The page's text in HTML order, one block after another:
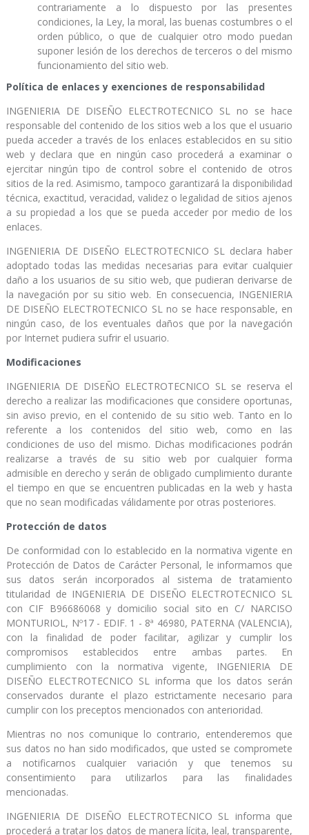
contrariamente a lo dispuesto por las presentes
condiciones, la Ley, la moral, las buenas costumbres o el
orden público, o que de cualquier otro modo puedan
suponer lesión de los derechos de terceros o del mismo
funcionamiento del sitio web.
Política de enlaces y exenciones de responsabilidad
INGENIERIA DE DISEÑO ELECTROTECNICO SL no se hace
responsable del contenido de los sitios web a los que el usuario
pueda acceder a través de los enlaces establecidos en su sitio
web y declara que en ningún caso procederá a examinar o
ejercitar ningún tipo de control sobre el contenido de otros
sitios de la red. Asimismo, tampoco garantizará la disponibilidad
técnica, exactitud, veracidad, validez o legalidad de sitios ajenos
a su propiedad a los que se pueda acceder por medio de los
enlaces.
INGENIERIA DE DISEÑO ELECTROTECNICO SL declara haber
adoptado todas las medidas necesarias para evitar cualquier
daño a los usuarios de su sitio web, que pudieran derivarse de
la navegación por su sitio web. En consecuencia, INGENIERIA
DE DISEÑO ELECTROTECNICO SL no se hace responsable, en
ningún caso, de los eventuales daños que por la navegación
por Internet pudiera sufrir el usuario.
Modificaciones
INGENIERIA DE DISEÑO ELECTROTECNICO SL se reserva el
derecho a realizar las modificaciones que considere oportunas,
sin aviso previo, en el contenido de su sitio web. Tanto en lo
referente a los contenidos del sitio web, como en las
condiciones de uso del mismo. Dichas modificaciones podrán
realizarse a través de su sitio web por cualquier forma
admisible en derecho y serán de obligado cumplimiento durante
el tiempo en que se encuentren publicadas en la web y hasta
que no sean modificadas válidamente por otras posteriores.
Protección de datos
De conformidad con lo establecido en la normativa vigente en
Protección de Datos de Carácter Personal, le informamos que
sus datos serán incorporados al sistema de tratamiento
titularidad de INGENIERIA DE DISEÑO ELECTROTECNICO SL
con CIF B96686068 y domicilio social sito en C/ NARCISO
MONTURIOL, Nº17 - EDIF. 1 - 8ª 46980, PATERNA (VALENCIA),
con la finalidad de poder facilitar, agilizar y cumplir los
compromisos establecidos entre ambas partes. En
cumplimiento con la normativa vigente, INGENIERIA DE
DISEÑO ELECTROTECNICO SL informa que los datos serán
conservados durante el plazo estrictamente necesario para
cumplir con los preceptos mencionados con anterioridad.
Mientras no nos comunique lo contrario, entenderemos que
sus datos no han sido modificados, que usted se compromete
a notificarnos cualquier variación y que tenemos su
consentimiento para utilizarlos para las finalidades
mencionadas.
INGENIERIA DE DISEÑO ELECTROTECNICO SL informa que
procederá a tratar los datos de manera lícita, leal, transparente,